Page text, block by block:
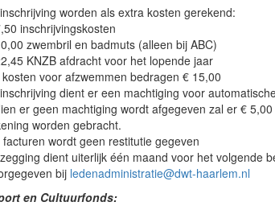
worden als extra kosten gerekend:
inschrijvingskosten
zwembril en badmuts (alleen bij ABC)
KNZB afdracht voor het lopende jaar
kosten voor afzwemmen bedragen € 15,00
dient er een machtiging voor
er geen machtiging wordt afgegeven zal er €
worden gebracht.
facturen wordt geen restitutie gegeven
dient uiterlijk één maand voor het volgende
bij ledenadministratie@dwt-haarlem.nl
en Cultuurfonds: